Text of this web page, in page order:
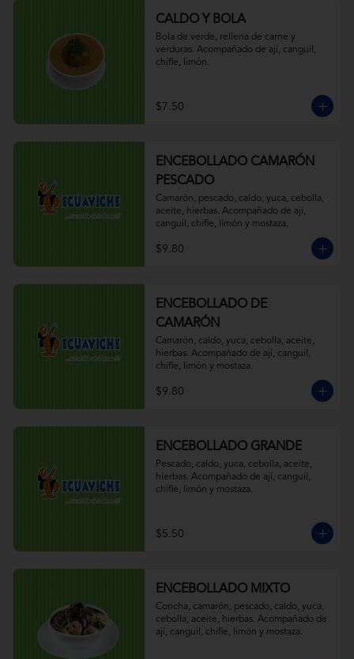
CALDO Y BOLA
Bola de verde, rellena de carne y
verduras. Acompañado de ají, canguil,
chifle, limón.
$7.50
ENCEBOLLADO CAMARÓN
PESCADO
Camarón, pescado, caldo, yuca, cebolla,
aceite, hierbas. Acompañado de ají,
canguil, chifle, limón y mostaza.
$9.80
ENCEBOLLADO DE
CAMARÓN
Camarón, caldo, yuca, cebolla, aceite,
hierbas. Acompañado de ají, canguil,
chifle, limón y mostaza.
$9.80
ENCEBOLLADO GRANDE
Pescado, caldo, yuca, cebolla, aceite,
hierbas. Acompañado de ají, canguil,
chifle, limón y mostaza.
$5.50
ENCEBOLLADO MIXTO
Concha, camarón, pescado, caldo, yuca,
cebolla, aceite, hierbas. Acompañado de
ají, canguil, chifle, limón y mostaza.